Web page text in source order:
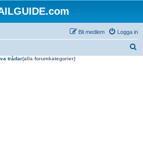
Logga in
Bli medlem
trådar(alla forumkategorier)